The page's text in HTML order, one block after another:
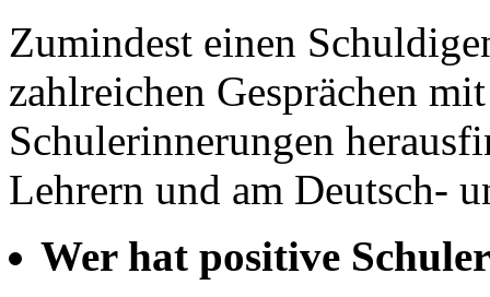
Zumindest einen
zahlreichen Gesprächen
Schulerinnerungen
Lehrern und am Deutsch-
Wer hat positive